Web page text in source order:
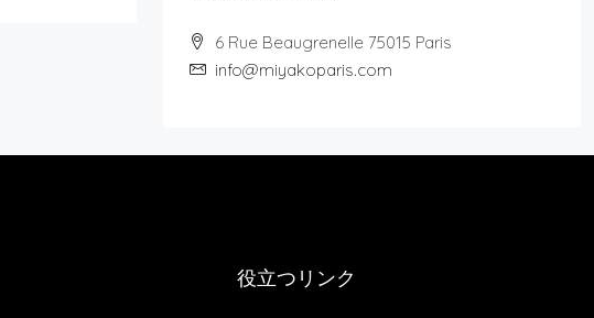
6 Rue Beaugrenelle 75015 Paris
info@miyakoparis.com
役立つリンク